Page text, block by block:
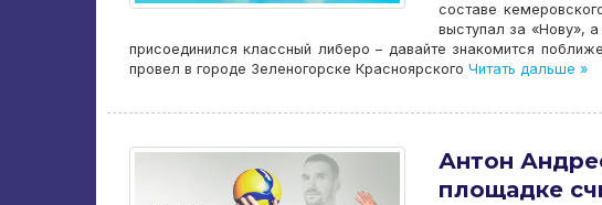
составе
выступал за «Нову»,
присоединился классный либеро – давайте знакомится
провел в городе Зеленогорске Красноярского Читать дальше »
Антон
площадке